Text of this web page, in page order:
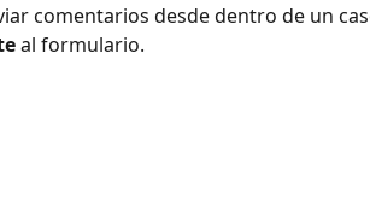
comentarios desde dentro de un
al formulario.